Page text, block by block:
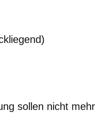
sollen nicht mehr